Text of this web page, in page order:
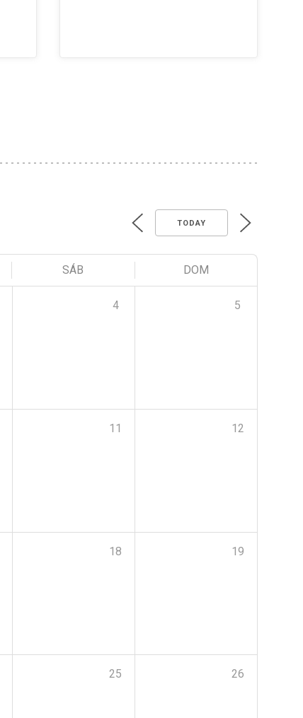
TODAY
SÁB DOM
4 5
11 12
18 19
25 26